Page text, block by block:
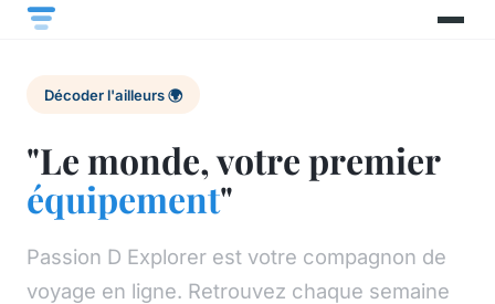
Décoder l'ailleurs 🌍
"Le monde, votre premier
équipement"
Passion D Explorer est votre compagnon de
voyage en ligne. Retrouvez chaque semaine